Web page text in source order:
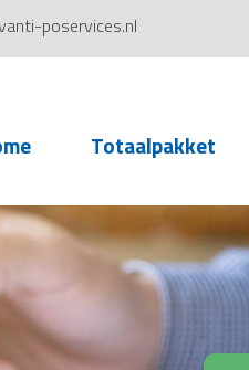
poservices.nl
Totaalpakket